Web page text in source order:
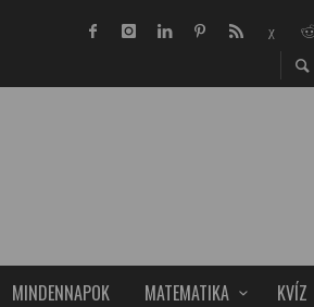
MINDENNAPOK MATEMATIKA KVÍZ